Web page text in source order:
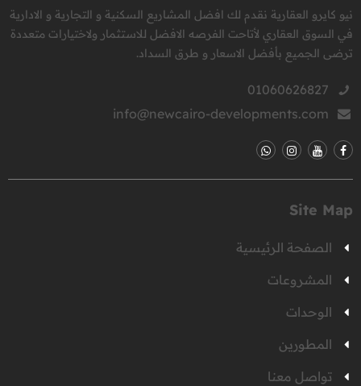
نيو كايرو العقارية نقدم لك افضل المشاريع السكنية و التجارية و الادارية
في السوق العقاري لأتاحت الفرصه الافضل للاستثمار ولاختيارات متعددة
ترضى الجميع بأفضل الاسعار و طرق السداد.
01060626827
info@newcairo-developments.com
Site Map
الصفحة الرئيسية
المشروعات
الوحدات
المطورين
تواصل معنا